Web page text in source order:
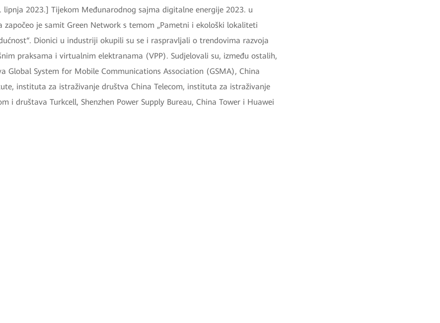
lipnja 2023.] Tijekom Međunarodnog sajma digitalne energije 2023. u
započeo je samit Green Network s temom „Pametni i ekološki lokaliteti
Dionici u industriji okupili su se i raspravljali o trendovima razvoja
praksama i virtualnim elektranama (VPP). Sudjelovali su, između ostalih,
Global System for Mobile Communications Association (GSMA), China
instituta za istraživanje društva China Telecom, instituta za istraživanje
i društava Turkcell, Shenzhen Power Supply Bureau, China Tower i Huawei